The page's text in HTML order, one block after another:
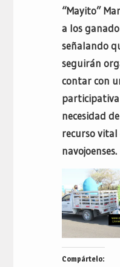
“Mayito”
a los
señalando
seguirán
contar con
participativa
necesidad
recurso vital
navojoenses.
Compártelo: